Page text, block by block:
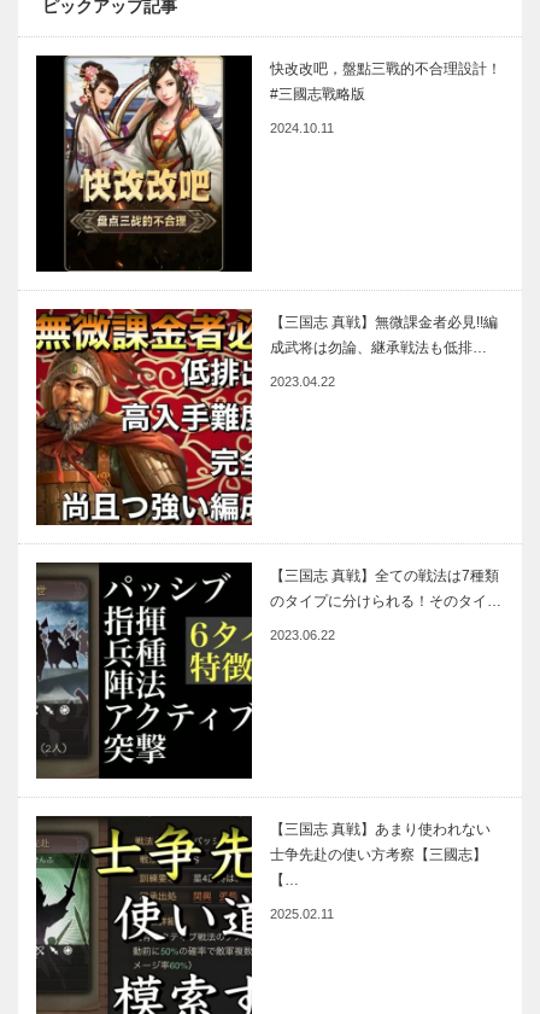
ピックアップ記事
快改改吧，盤點三戰的不合理設計！
#三國志戰略版
2024.10.11
【三国志 真戦】無微課金者必見!!編
成武将は勿論、継承戦法も低排…
2023.04.22
【三国志 真戦】全ての戦法は7種類
のタイプに分けられる！そのタイ…
2023.06.22
【三国志 真戦】あまり使われない
士争先赴の使い方考察【三國志】
【…
2025.02.11